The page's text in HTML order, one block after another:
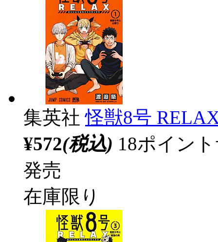
集英社 怪獣8号
¥572(税込) 18ポイン
発売
在庫限り